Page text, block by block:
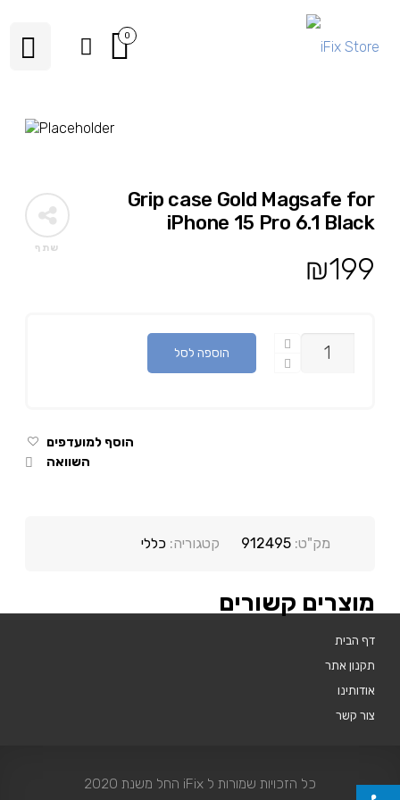
0
שתף
Grip case Gold Magsafe for
iPhone 15 Pro 6.1 Black
₪199
כמות
הוספה לסל
הוסף למועדפים
השוואה
מק"ט:912495 קטגוריה:כללי
מוצרים קשורים
דף הבית
תקנון אתר
אודותינו
צור קשר
כל הזכויות שמורות ל iFix החל משנת 2020